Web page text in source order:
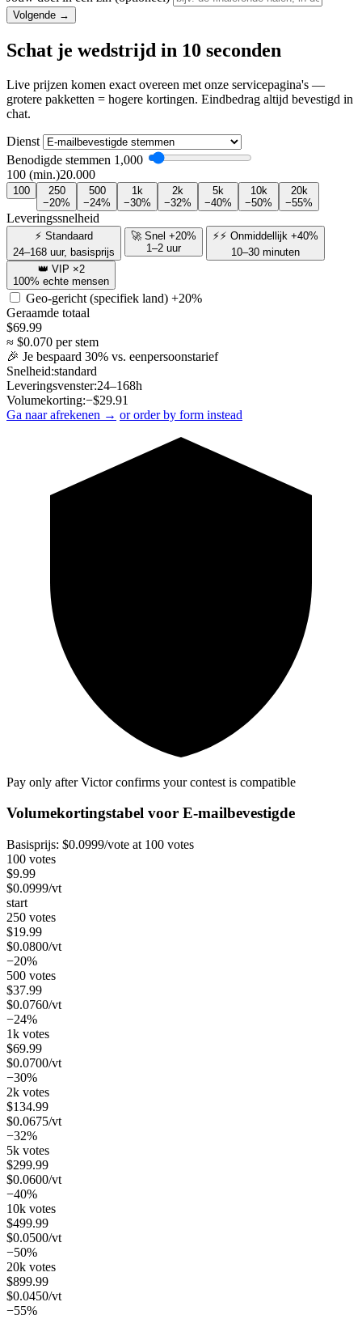
Volgende →
Schat je wedstrijd in 10 seconden
Live prijzen komen exact overeen met onze servicepagina's —
grotere pakketten = hogere kortingen. Eindbedrag altijd bevestigd in
chat.
Dienst
Benodigde stemmen 1,000
100 (min.)20.000
100
250
−20%
500
−24%
1k
−30%
2k
−32%
5k
−40%
10k
−50%
20k
−55%
Leveringssnelheid
⚡ Standaard
24–168 uur, basisprijs
🚀 Snel +20%
1–2 uur
⚡⚡ Onmiddellijk +40%
10–30 minuten
👑 VIP ×2
100% echte mensen
Geo-gericht (specifiek land) +20%
Geraamde totaal
$69.99
≈ $0.070 per stem
🎉 Je bespaard 30% vs. eenpersoonstarief
Snelheid:standard
Leveringsvenster:24–168h
Volumekorting:−$29.91
Ga naar afrekenen → or order by form instead
Pay only after Victor confirms your contest is compatible
Volumekortingstabel voor E-mailbevestigde
Basisprijs: $0.0999/vote at 100 votes
100 votes
$9.99
$0.0999/vt
start
250 votes
$19.99
$0.0800/vt
−20%
500 votes
$37.99
$0.0760/vt
−24%
1k votes
$69.99
$0.0700/vt
−30%
2k votes
$134.99
$0.0675/vt
−32%
5k votes
$299.99
$0.0600/vt
−40%
10k votes
$499.99
$0.0500/vt
−50%
20k votes
$899.99
$0.0450/vt
−55%